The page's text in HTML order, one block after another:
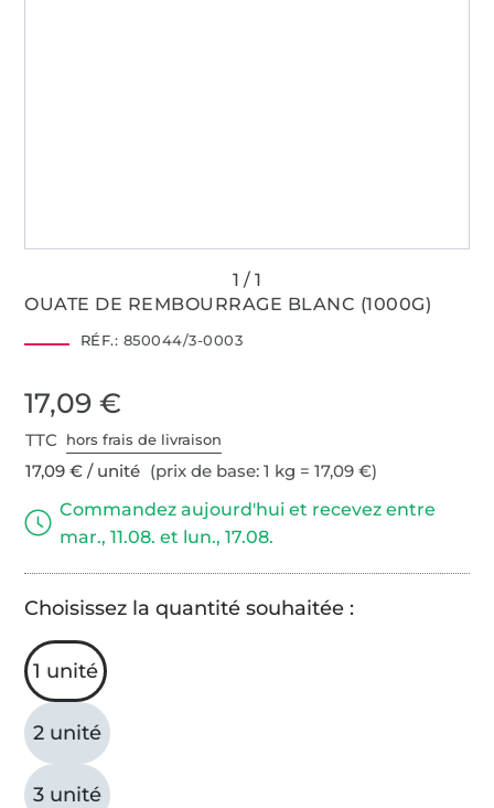
OUATE DE REMBOURRAGE BLANC (1000G)
RÉF.: 850044/3-0003
17,09 €
TTC hors frais de livraison
17,09 € / unité (prix de base: 1 kg = 17,09 €)
Commandez aujourd'hui et recevez entre
mar., 11.08. et lun., 17.08.
Choisissez la quantité souhaitée :
1 unité
2 unité
3 unité